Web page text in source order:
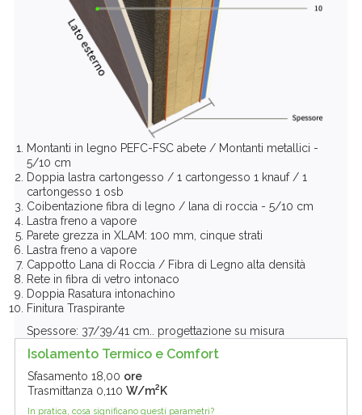
Montanti in legno PEFC-FSC abete / Montanti metallici -
5/10 cm
Doppia lastra cartongesso / 1 cartongesso 1 knauf / 1
cartongesso 1 osb
Coibentazione fibra di legno / lana di roccia - 5/10 cm
Lastra freno a vapore
Parete grezza in XLAM: 100 mm, cinque strati
Lastra freno a vapore
Cappotto Lana di Roccia / Fibra di Legno alta densità
Rete in fibra di vetro intonaco
Doppia Rasatura intonachino
Finitura Traspirante
Spessore: 37/39/41 cm.. progettazione su misura
Isolamento Termico e Comfort
Sfasamento 18,00 ore
Trasmittanza 0,110 W/m2 K
In pratica, cosa significano questi parametri?